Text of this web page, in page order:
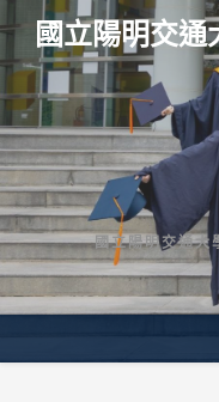
國立陽明交
國立陽明交通大